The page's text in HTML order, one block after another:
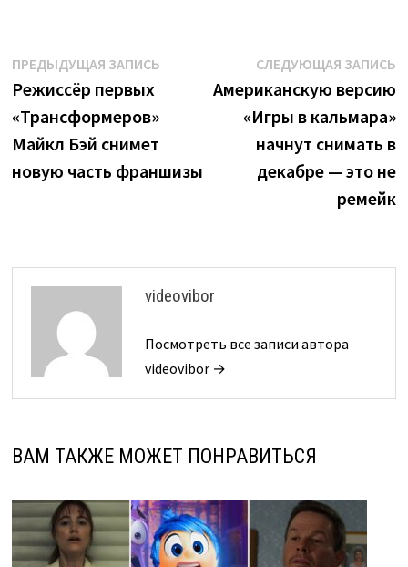
Навигация
по
записям
ПРЕДЫДУЩАЯ ЗАПИСЬПредыдущая
Режиссёр первых
«Трансформеров»
Майкл Бэй снимет
новую часть франшизы
СЛЕДУЮЩАЯ ЗАПИСЬ
Американскую версию
«Игры в кальмара»
начнут снимать в
декабре — это не
ремейк
videovibor
Посмотреть все записи автора
videovibor →
ВАМ ТАКЖЕ МОЖЕТ ПОНРАВИТЬСЯ